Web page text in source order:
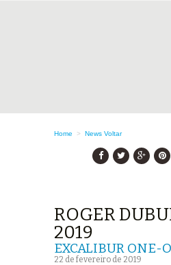
Home > News Voltar
ROGER
2019
EXCALIBUR ONE-
22 de fevereiro de 2019